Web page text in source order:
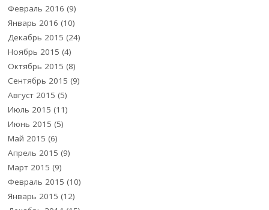
Февраль 2016 (9)
Январь 2016 (10)
Декабрь 2015 (24)
Ноябрь 2015 (4)
Октябрь 2015 (8)
Сентябрь 2015 (9)
Август 2015 (5)
Июль 2015 (11)
Июнь 2015 (5)
Май 2015 (6)
Апрель 2015 (9)
Март 2015 (9)
Февраль 2015 (10)
Январь 2015 (12)